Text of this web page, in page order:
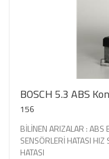
BOSCH 5.3 ABS
156
BİLİNEN ARIZALAR : ABS
SENSÖRLERİ HATASI HIZ
HATASI